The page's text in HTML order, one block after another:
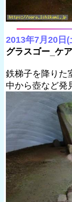
2013年7月20日(
グラスゴー_ケ
鉄梯子を降りた
中から壺など発